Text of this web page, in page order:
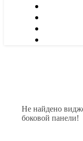
Не найдено
боковой панели!